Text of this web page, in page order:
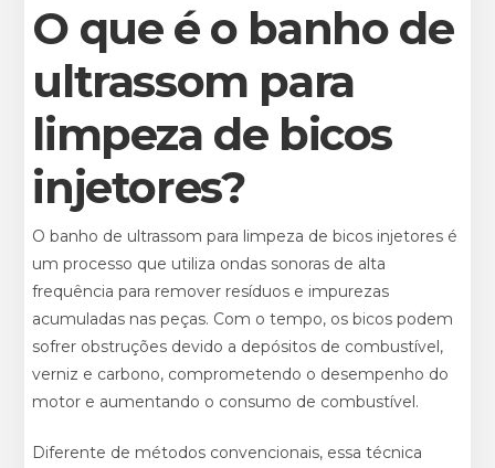
O que é o banho de
ultrassom para
limpeza de bicos
injetores?
O banho de ultrassom para limpeza de bicos injetores é
um processo que utiliza ondas sonoras de alta
frequência para remover resíduos e impurezas
acumuladas nas peças. Com o tempo, os bicos podem
sofrer obstruções devido a depósitos de combustível,
verniz e carbono, comprometendo o desempenho do
motor e aumentando o consumo de combustível.
Diferente de métodos convencionais, essa técnica